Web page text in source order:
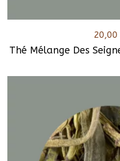
Thé Mélange Des
20,00